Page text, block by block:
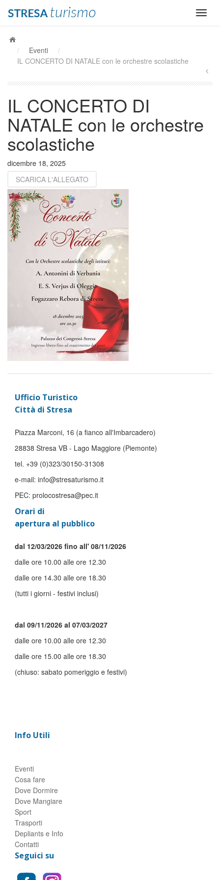
/ Eventi
/
IL CONCERTO DI NATALE con le orchestre scolastiche
IL CONCERTO DI
NATALE con le orchestre
scolastiche
dicembre 18, 2025
SCARICA L'ALLEGATO
Ufficio Turistico
Città di Stresa
Piazza Marconi, 16 (a fianco all'Imbarcadero)
28838 Stresa VB - Lago Maggiore (Piemonte)
tel. +39 (0)323/30150-31308
e-mail: info@stresaturismo.it
PEC: prolocostresa@pec.it
Orari di
apertura al pubblico
dal 12/03/2026 fino all' 08/11/2026
dalle ore 10.00 alle ore 12.30
dalle ore 14.30 alle ore 18.30
(tutti i giorni - festivi inclusi)
dal 09/11/2026 al 07/03/2027
dalle ore 10.00 alle ore 12.30
dalle ore 15.00 alle ore 18.30
(chiuso: sabato pomeriggio e festivi)
Info Utili
Eventi
Cosa fare
Dove Dormire
Dove Mangiare
Sport
Trasporti
Depliants e Info
Contatti
Seguici su